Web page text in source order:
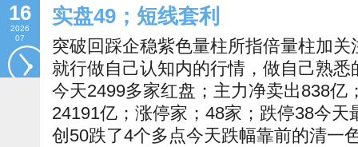
16
2026
07
实盘49；短线套利
突破回踩企稳紫色量柱所指倍量柱加
就行做自己认知内的行情，做自己熟
今天2499多家红盘；主力净卖出838亿
24191亿；涨停家；48家；跌停38今
创50跌了4个多点今天跌幅靠前的清一